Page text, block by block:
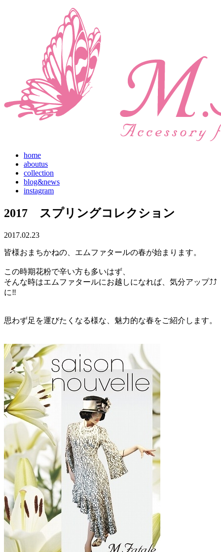
home
aboutus
collection
blog&news
instagram
2017 スプリングコレクション
2017.02.23
皆様おまちかねの、エムファタールの春が始まります。
この時期花粉で辛い方も多いはず、
そんな時はエムファタールにお越しになれば、気分アップ⤴⤴
に‼
思わず足を運びたくなる様な、魅力的な春をご紹介します。